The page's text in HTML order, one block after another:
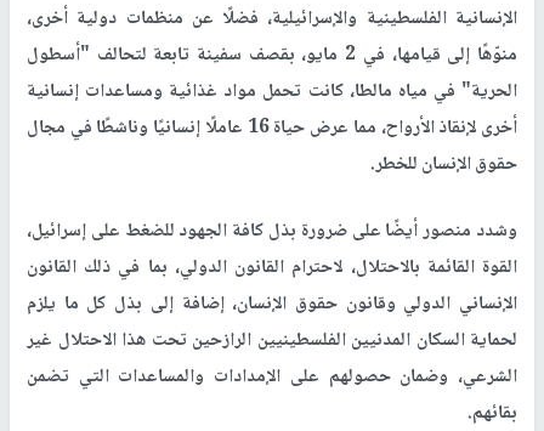
الإنسانية الفلسطينية والإسرائيلية، فضلًا عن منظمات دولية أخرى،
منوّهًا إلى قيامها، في 2 مايو، بقصف سفينة تابعة لتحالف "أسطول
الحرية" في مياه مالطا، كانت تحمل مواد غذائية ومساعدات إنسانية
أخرى لإنقاذ الأرواح، مما عرض حياة 16 عاملًا إنسانيًا وناشطًا في مجال
حقوق الإنسان للخطر.
وشدد منصور أيضًا على ضرورة بذل كافة الجهود للضغط على إسرائيل،
القوة القائمة بالاحتلال، لاحترام القانون الدولي، بما في ذلك القانون
الإنساني الدولي وقانون حقوق الإنسان، إضافة إلى بذل كل ما يلزم
لحماية السكان المدنيين الفلسطينيين الرازحين تحت هذا الاحتلال غير
الشرعي، وضمان حصولهم على الإمدادات والمساعدات التي تضمن
بقائهم.